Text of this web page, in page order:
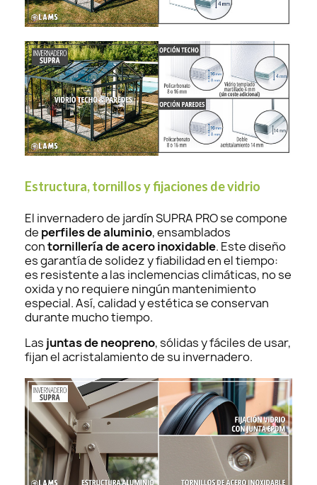
Estructura, tornillos y fijaciones de vidrio
El invernadero de jardín SUPRA PRO se compone
de perfiles de aluminio, ensamblados
contornillería de acero inoxidable. Este diseño
es garantía de solidez y fiabilidad en el tiempo:
es resistente a las inclemencias climáticas, no se
oxida y no requiere ningún mantenimiento
especial. Así, calidad y estética se conservan
durante mucho tiempo.
Las juntas de neopreno, sólidas y fáciles de usar,
fijan el acristalamiento de su invernadero.